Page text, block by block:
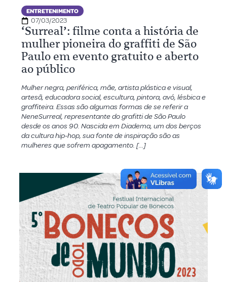
ENTRETENIMENTO
07/03/2023
‘Surreal’: filme conta a história de
mulher pioneira do graffiti de São
Paulo em evento gratuito e aberto
ao público
Mulher negra, periférica, mãe, artista plástica e visual,
artesã, educadora social, escultura, pintora, avó, lésbica e
graffiteira. Essas são algumas formas de se referir a
NeneSurreal, representante do grafitti de São Paulo
desde os anos 90. Nascida em Diadema, um dos berços
da cultura hip-hop, sua fonte de inspiração são as
mulheres que sofrem apagamento. […]